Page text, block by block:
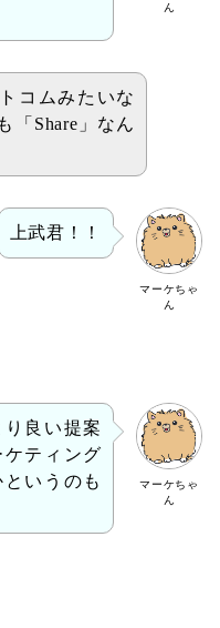
ん
コムみたいな
「Share」なん
マーケちゃ
ん
上武君！！
マーケちゃ
ん
良い提案
ティング
いうのも